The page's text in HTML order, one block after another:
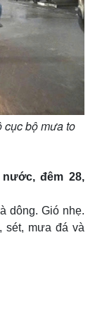
cục bộ mưa to
đêm 28,
dông. Gió nhẹ.
sét, mưa đá và